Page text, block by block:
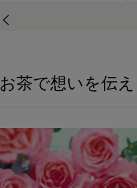
お茶で想いを伝